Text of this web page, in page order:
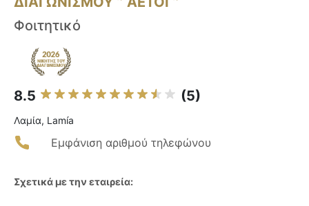
Φοιτητικό
8.5 (5)
Λαμία, Lamía
Εμφάνιση αριθμού τηλεφώνου
Σχετικά με την εταιρεία: